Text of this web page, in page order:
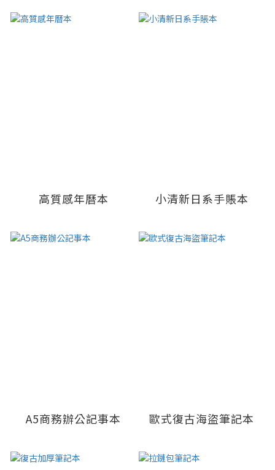
高質感年曆本 小清新日系手賬本
A5商務辦公記事本 歐式復古海盜筆記本